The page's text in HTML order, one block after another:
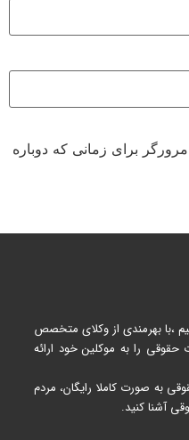
برای زمانی که دوباره
،با بهرمندی از وکلای متخصص
را به موکلین خود ارائه
به صورت کاملا رایگان، مردم
آشنا کنید.